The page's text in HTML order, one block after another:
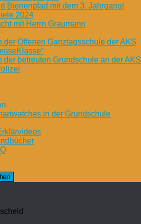
Bienenpfad mit dem 3. Jahrgang!
2024
mit Herrn Graumann
der Offenen Ganztagsschule der AKS
der betreuten Grundschule an der AKS
in der Grundschule